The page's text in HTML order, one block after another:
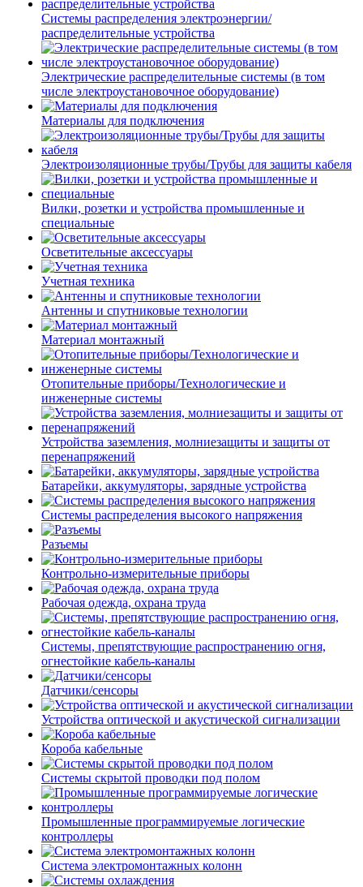
Системы распределения электроэнергии/
распределительные устройства
Электрические распределительные системы (в том
числе электроустановочное оборудование)
Материалы для подключения
Электроизоляционные трубы/Трубы для защиты кабеля
Вилки, розетки и устройства промышленные и
специальные
Осветительные аксессуары
Учетная техника
Антенны и спутниковые технологии
Материал монтажный
Отопительные приборы/Технологические и
инженерные системы
Устройства заземления, молниезащиты и защиты от
перенапряжений
Батарейки, аккумуляторы, зарядные устройства
Системы распределения высокого напряжения
Разъемы
Контрольно-измерительные приборы
Рабочая одежда, охрана труда
Системы, препятствующие распространению огня,
огнестойкие кабель-каналы
Датчики/сенсоры
Устройства оптической и акустической сигнализации
Короба кабельные
Системы скрытой проводки под полом
Промышленные программируемые логические
контроллеры
Система электромонтажных колонн